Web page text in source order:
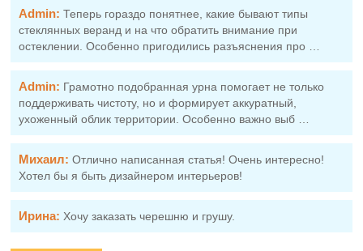
Admin: Теперь гораздо понятнее, какие бывают типы
стеклянных веранд и на что обратить внимание при
остеклении. Особенно пригодились разъяснения про …
Admin: Грамотно подобранная урна помогает не только
поддерживать чистоту, но и формирует аккуратный,
ухоженный облик территории. Особенно важно выб …
Михаил: Отлично написанная статья! Очень интересно!
Хотел бы я быть дизайнером интерьеров!
Ирина: Хочу заказать черешню и грушу.